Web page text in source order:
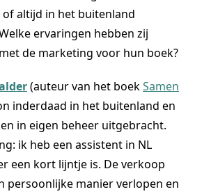
altijd in het buitenland
ervaringen hebben zij
de marketing voor hun boek?
(auteur van het boekSamen
inderdaad in het buitenland en
in eigen beheer uitgebracht.
ik heb een assistent in NL
een kort lijntje is. De verkoop
persoonlijke manier verlopen en